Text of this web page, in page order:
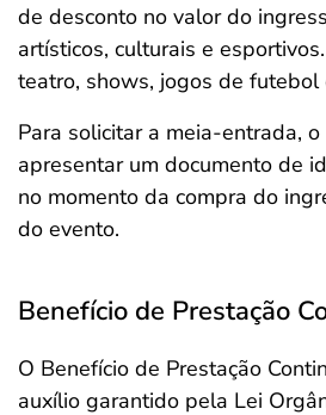
de desconto no valor do
artísticos, culturais e
teatro, shows, jogos de futebol
Para solicitar a meia-entrada,
apresentar um documento de
no momento da compra do
do evento.
Benefício de Prestação
O Benefício de Prestação
auxílio garantido pela Lei